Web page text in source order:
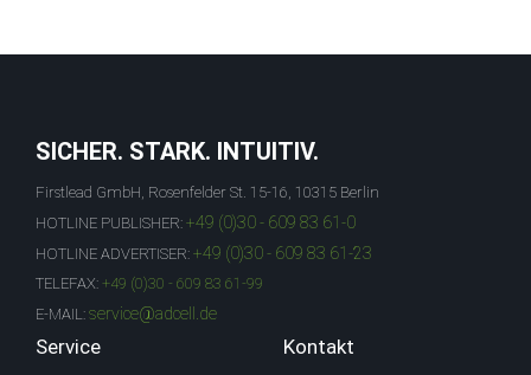
SICHER. STARK. INTUITIV.
Firstlead GmbH, Rosenfelder St. 15-16, 10315 Berlin
HOTLINE PUBLISHER: +49 (0)30 - 609 83 61-0
HOTLINE ADVERTISER: +49 (0)30 - 609 83 61-23
TELEFAX: +49 (0)30 - 609 83 61-99
E-MAIL: service@adcell.de
Service Kontakt